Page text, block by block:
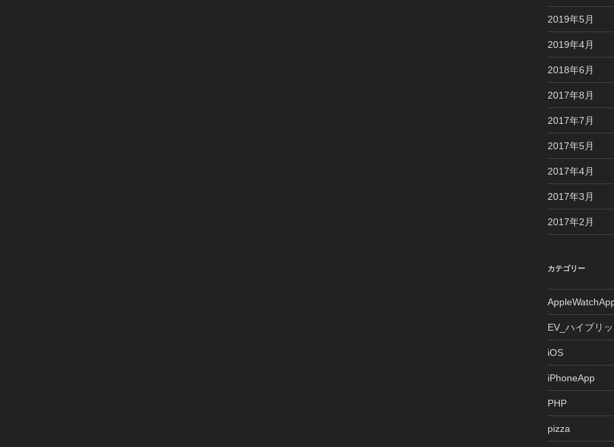
2019年5月
2019年4月
2018年6月
2017年8月
2017年7月
2017年5月
2017年4月
2017年3月
2017年2月
カテゴリー
EV_ハイブリ
iOS
iPhoneApp
PHP
pizza